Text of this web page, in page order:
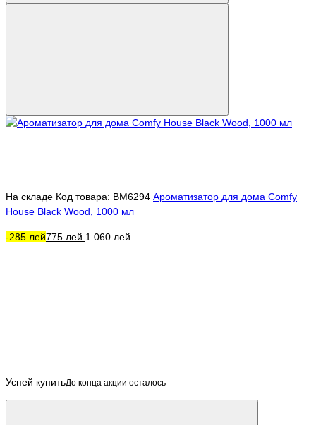
На складе Код товара: BM6294 Ароматизатор для дома Comfy
House Black Wood, 1000 мл
-285 лей775 лей 1 060 лей
Успей купитьДо конца акции осталось